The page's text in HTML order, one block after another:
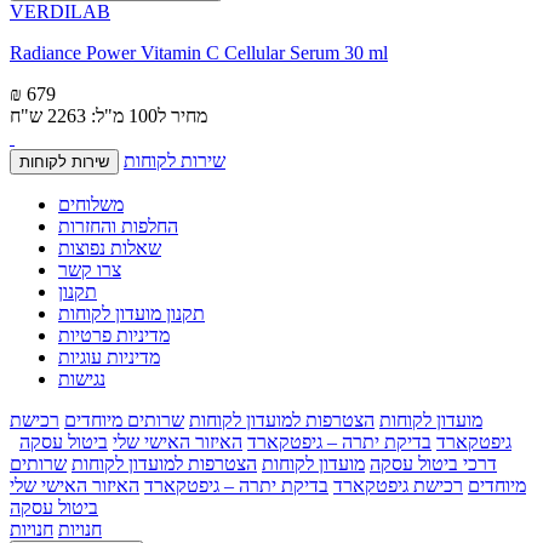
VERDILAB
Radiance Power Vitamin C Cellular Serum 30 ml
₪ 679
מחיר ל100 מ"ל: 2263 ש"ח
שירות לקוחות שירות לקוחות
משלוחים
החלפות והחזרות
שאלות נפוצות
צרו קשר
תקנון
תקנון מועדון לקוחות
מדיניות פרטיות
מדיניות עוגיות
נגישות
מועדון לקוחות הצטרפות למועדון לקוחות שרותים מיוחדים רכישת
גיפטקארד בדיקת יתרה – גיפטקארד האיזור האישי שלי ביטול עסקה
דרכי ביטול עסקה מועדון לקוחות הצטרפות למועדון לקוחות שרותים
מיוחדים רכישת גיפטקארד בדיקת יתרה – גיפטקארד האיזור האישי שלי
ביטול עסקה
חנויות חנויות